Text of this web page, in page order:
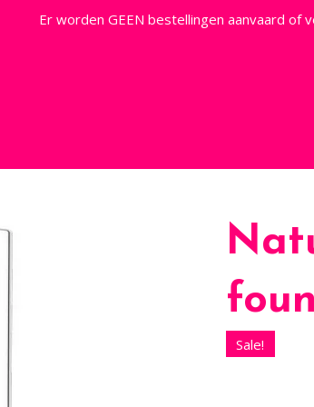
Er worden GEEN bestellingen aanvaard of
Sale!